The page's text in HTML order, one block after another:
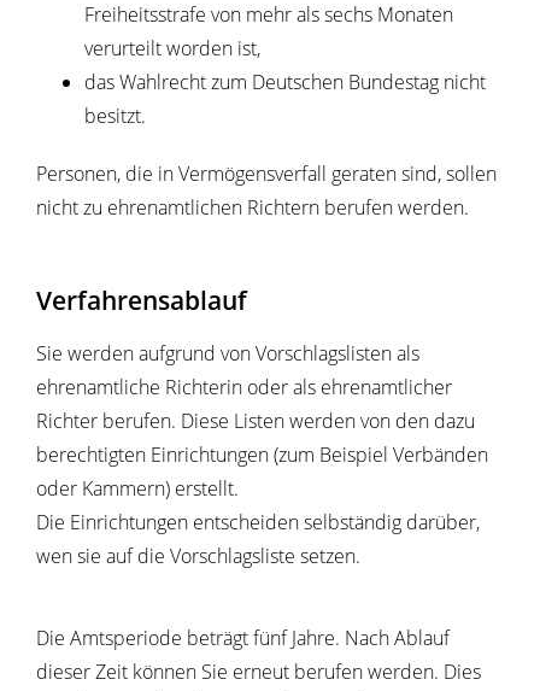
Freiheitsstrafe von mehr als sechs Monaten
verurteilt worden ist,
das Wahlrecht zum Deutschen Bundestag nicht
besitzt.
Personen, die in Vermögensverfall geraten sind, sollen
nicht zu ehrenamtlichen Richtern berufen werden.
Verfahrensablauf
Sie werden aufgrund von Vorschlagslisten als
ehrenamtliche Richterin oder als ehrenamtlicher
Richter berufen. Diese Listen werden von den dazu
berechtigten Einrichtungen(zum Beispiel Verbänden
oder Kammern) erstellt.
Die Einrichtungen entscheiden selbständig darüber,
wen sie auf die Vorschlagsliste setzen.
Die Amtsperiode beträgt fünf Jahre. Nach Ablauf
dieser Zeit können Sie erneut berufen werden. Dies